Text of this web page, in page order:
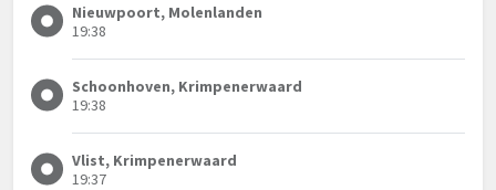
Nieuwpoort, Molenlanden
19:38
Schoonhoven, Krimpenerwaard
19:38
Vlist, Krimpenerwaard
19:37